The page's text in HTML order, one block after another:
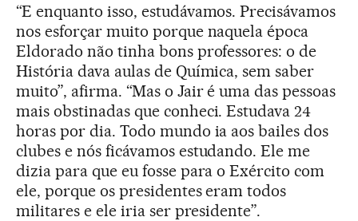
“E enquanto isso, estudávamos. Precisávamos
nos esforçar muito porque naquela época
Eldorado não tinha bons professores: o de
História dava aulas de Química, sem saber
muito”, afirma. “Mas o Jair é uma das pessoas
mais obstinadas que conheci. Estudava 24
horas por dia. Todo mundo ia aos bailes dos
clubes e nós ficávamos estudando. Ele me
dizia para que eu fosse para o Exército com
ele, porque os presidentes eram todos
militares e ele iria ser presidente”.